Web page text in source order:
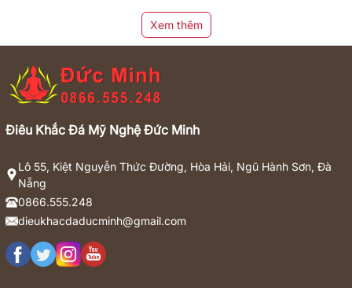
Xem thêm
Điêu Khắc Đá Mỹ Nghệ Đức Minh
Lô 55, Kiệt Nguyễn Thức Đường, Hòa Hải, Ngũ Hành Sơn, Đà
Nẵng
0866.555.248
dieukhacdaducminh@gmail.com